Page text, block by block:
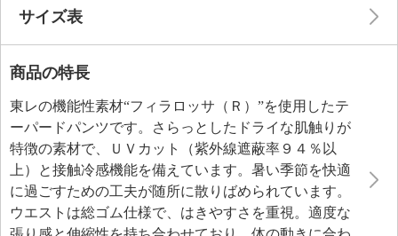
サイズ表
商品の特長
東レの機能性素材“フィラロッサ（Ｒ）”を使用したテ
ーパードパンツです。さらっとしたドライな肌触りが
特徴の素材で、ＵＶカット（紫外線遮蔽率９４％以
上）と接触冷感機能を備えています。暑い季節を快適
に過ごすための工夫が随所に散りばめられています。
ウエストは総ゴム仕様で、はきやすさを重視。適度な